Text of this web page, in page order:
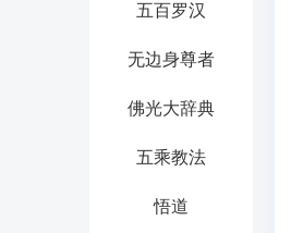
五百罗汉
无边身尊者
佛光大辞典
五乘教法
悟道